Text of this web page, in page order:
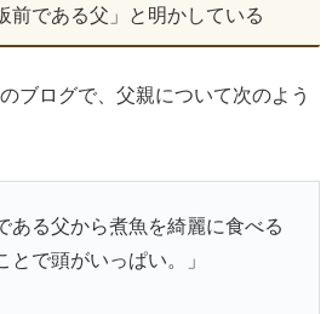
前である父」と明かしている
ブログで、父親について次のよう
ある父から煮魚を綺麗に食べる
とで頭がいっぱい。」